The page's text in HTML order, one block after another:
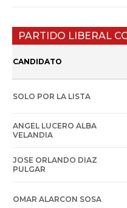
PARTIDO LIBERAL
CANDIDATO
SOLO POR LA LISTA
ANGEL LUCERO ALBA
VELANDIA
JOSE ORLANDO DIAZ
PULGAR
OMAR ALARCON SOSA